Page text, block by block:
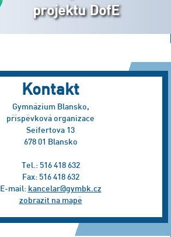
projektu DofE
Kontakt
Gymnázium Blansko,
příspěvková organizace
Seifertova 13
678 01 Blansko
Tel.: 516 418 632
Fax: 516 418 632
E-mail: kancelar@gymbk.cz
zobrazit na mapě